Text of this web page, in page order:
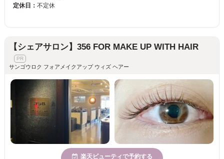
定休日： 不定休
【シェアサロン】356 FOR MAKE UP WITH HAIR
サンゴウロク フォアメイクアップ ウィズ ヘアー
楽天ビューティで予約する